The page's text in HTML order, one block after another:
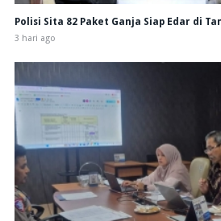
Polisi Sita 82 Paket Ganja Siap Edar di
3 hari ago